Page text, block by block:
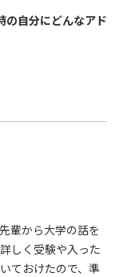
の自分にどんなアド
輩から大学の話を
しく受験や入った
ておけたので、準